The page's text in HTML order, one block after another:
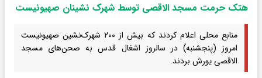
هتک حرمت مسجد الاقصی توسط شهرک نشینان صهیونیست‌
منابع محلی اعلام کردند که بیش از ۲۰۰ شهرک‌نشین صهیونیست
امروز (پنجشنبه) در سالروز اشغال قدس به صحن‌های مسجد
الاقصی یورش بردند.